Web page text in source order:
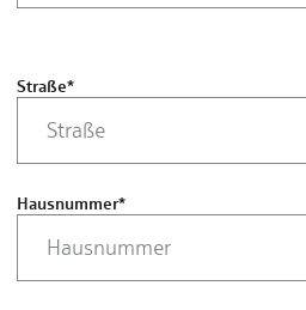
Straße*
Hausnummer*